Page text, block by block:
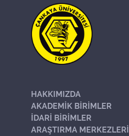
HAKKIMIZDA
AKADEMİK BİRİMLER
İDARİ BİRİMLER
ARAŞTIRMA MERKEZLERİ